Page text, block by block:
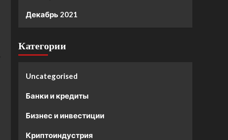
Декабрь 2021
Категории
Uncategorised
Банки и кредиты
Бизнес и инвестиции
Криптоиндустрия